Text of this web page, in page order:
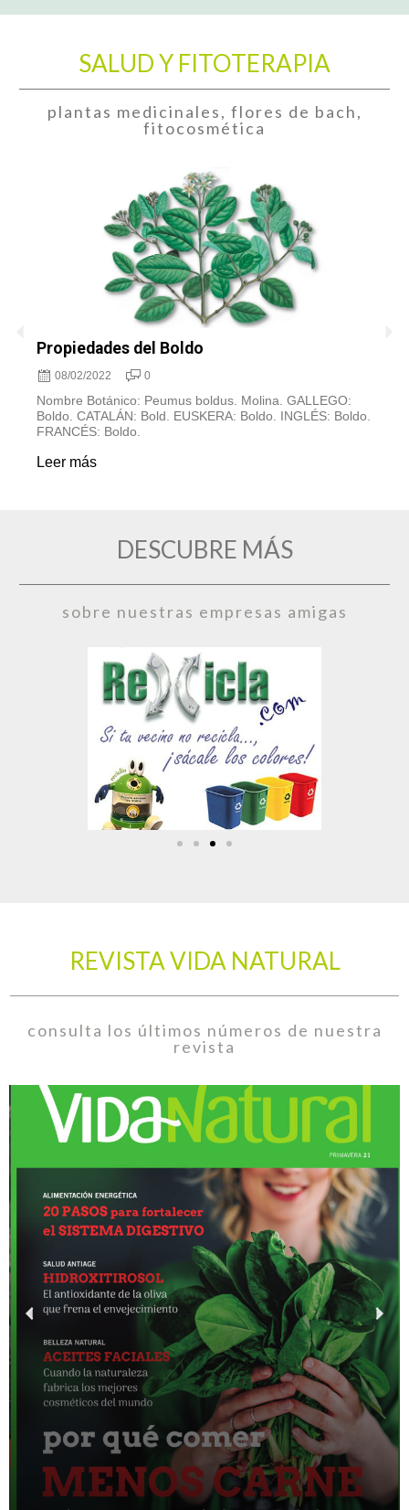
SALUD Y FITOTERAPIA
plantas medicinales, flores de bach,
fitocosmética
Propiedades del Boldo
08/02/2022 0
Nombre Botánico: Peumus boldus. Molina. GALLEGO:
Boldo. CATALÁN: Bold. EUSKERA: Boldo. INGLÉS: Boldo.
FRANCÉS: Boldo.
Leer más
DESCUBRE MÁS
sobre nuestras empresas amigas
REVISTA VIDA NATURAL
consulta los últimos números de nuestra
revista